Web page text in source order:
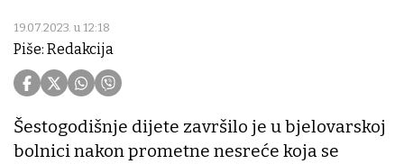
19.07.2023. u 12:18
Piše: Redakcija
Šestogodišnje dijete završilo je u bjelovarskoj
bolnici nakon prometne nesreće koja se